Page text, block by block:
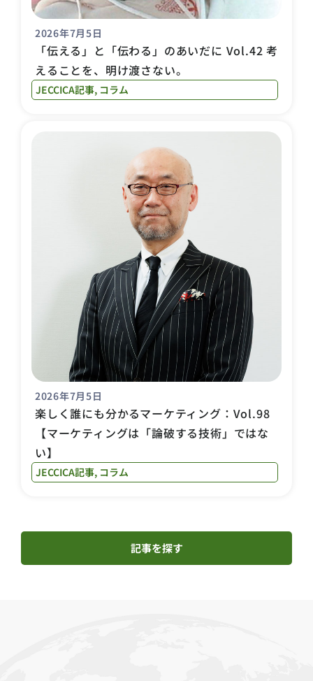
2026年7月5日
「伝える」と「伝わる」のあいだに Vol.42 考
えることを、明け渡さない。
JECCICA記事, コラム
2026年7月5日
楽しく誰にも分かるマーケティング：Vol.98
【マーケティングは「論破する技術」ではな
い】
JECCICA記事, コラム
記事を探す